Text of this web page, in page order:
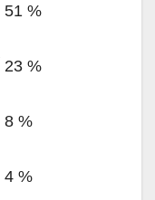
51 %
23 %
8 %
4 %